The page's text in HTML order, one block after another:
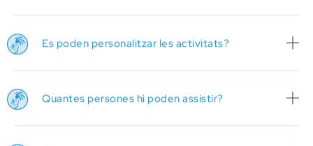
Es poden personalitzar les activitats?
Quantes persones hi poden assistir?